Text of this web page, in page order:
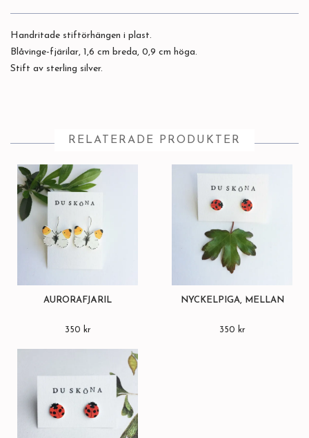
Handritade stiftörhängen i plast.
Blåvinge-fjärilar, 1,6 cm breda, 0,9 cm höga.
Stift av sterling silver.
RELATERADE PRODUKTER
AURORAFJÄRIL
350 kr
NYCKELPIGA, MELLAN
350 kr